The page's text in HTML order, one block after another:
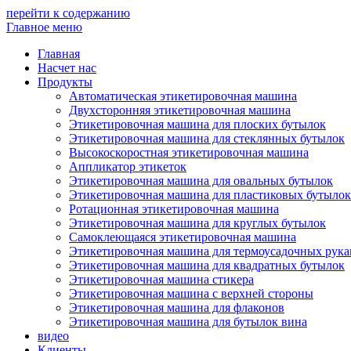
перейти к содержанию
Главное меню
Главная
Насчет нас
Продукты
Автоматическая этикетировочная машина
Двухсторонняя этикетировочная машина
Этикетировочная машина для плоских бутылок
Этикетировочная машина для стеклянных бутылок
Высокоскоростная этикетировочная машина
Аппликатор этикеток
Этикетировочная машина для овальных бутылок
Этикетировочная машина для пластиковых бутылок
Ротационная этикетировочная машина
Этикетировочная машина для круглых бутылок
Самоклеющаяся этикетировочная машина
Этикетировочная машина для термоусадочных
Этикетировочная машина для квадратных бутылок
Этикетировочная машина стикера
Этикетировочная машина с верхней стороны
Этикетировочная машина для флаконов
Этикетировочная машина для бутылок вина
видео